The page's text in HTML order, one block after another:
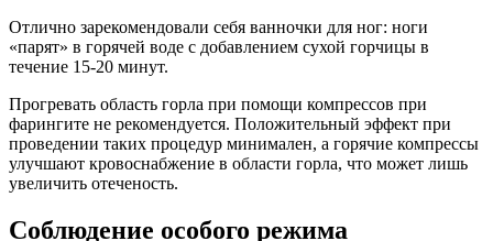
Отлично зарекомендовали себя ванночки для ног: ноги
«парят» в горячей воде с добавлением сухой горчицы в
течение 15-20 минут.
Прогревать область горла при помощи компрессов при
фарингите не рекомендуется. Положительный эффект при
проведении таких процедур минимален, а горячие компрессы
улучшают кровоснабжение в области горла, что может лишь
увеличить отеченость.
Соблюдение особого режима